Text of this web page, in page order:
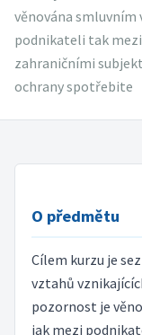
věnována
podnikateli tak
zahraničními
ochrany spotřebite
O předmětu
Cílem kurzu je
vztahů
pozornost je
jak mezi